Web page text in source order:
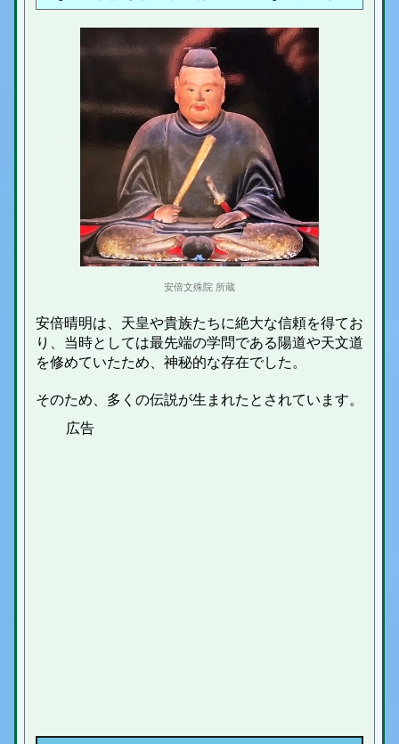
安倍文殊院 所蔵
安倍晴明は、天皇や貴族たちに絶大な信頼を得てお
り、当時としては最先端の学問である陽道や天文道
を修めていたため、神秘的な存在でした。
そのため、多くの伝説が生まれたとされています。